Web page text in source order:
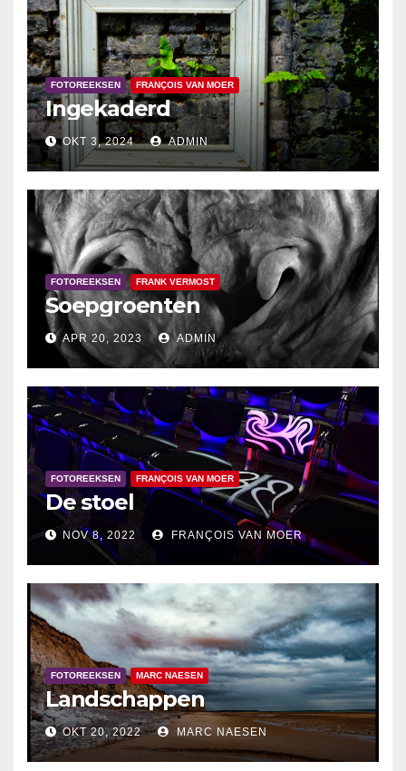
FOTOREEKSEN FRANÇOIS VAN MOER
Ingekaderd
OKT 3, 2024 ADMIN
FOTOREEKSEN FRANK VERMOST
Soepgroenten
APR 20, 2023 ADMIN
FOTOREEKSEN FRANÇOIS VAN MOER
De stoel
NOV 8, 2022 FRANÇOIS VAN MOER
FOTOREEKSEN MARC NAESEN
Landschappen
OKT 20, 2022 MARC NAESEN